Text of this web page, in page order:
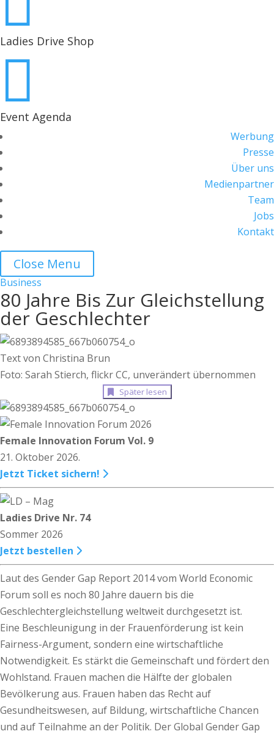
Ladies Drive Shop

Event Agenda
Werbung
Presse
Über uns
Medienpartner
Team
Jobs
Kontakt
Close Menu
Business
80 Jahre Bis Zur Gleichstellung
der Geschlechter
Text von Christina Brun
Foto: Sarah Stierch, flickr CC, unverändert übernommen
Später lesen
Female Innovation Forum Vol. 9
21. Oktober 2026.
Jetzt Ticket sichern!
Ladies Drive Nr. 74
Sommer 2026
Jetzt bestellen
Laut des Gender Gap Report 2014 vom World Economic
Forum soll es noch 80 Jahre dauern bis die
Geschlechtergleichstellung weltweit durchgesetzt ist.
Eine Beschleunigung in der Frauenförderung ist kein
Fairness-Argument, sondern eine wirtschaftliche
Notwendigkeit. Es stärkt die Gemeinschaft und fördert den
Wohlstand. Frauen machen die Hälfte der globalen
Bevölkerung aus. Frauen haben das Recht auf
Gesundheitswesen, auf Bildung, wirtschaftliche Chancen
und auf Teilnahme an der Politik. Der Global Gender Gap